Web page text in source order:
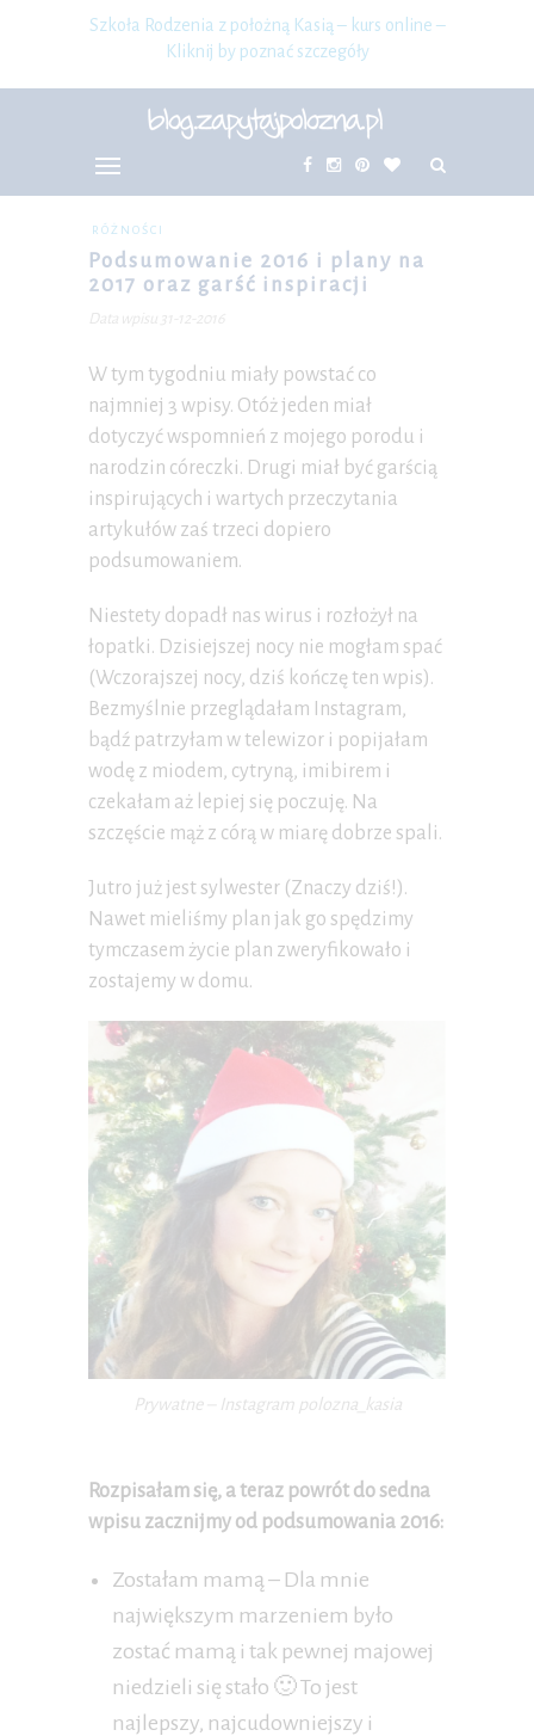
Szkoła Rodzenia z położną Kasią – kurs online –
Kliknij by poznać szczegóły
RÓŻNOŚCI
Podsumowanie 2016 i plany na
2017 oraz garść inspiracji
Data wpisu 31-12-2016
W tym tygodniu miały powstać co
najmniej 3 wpisy. Otóż jeden miał
dotyczyć wspomnień z mojego porodu i
narodzin córeczki. Drugi miał być garścią
inspirujących i wartych przeczytania
artykułów zaś trzeci dopiero
podsumowaniem.
Niestety dopadł nas wirus i rozłożył na
łopatki. Dzisiejszej nocy nie mogłam spać
(Wczorajszej nocy, dziś kończę ten wpis).
Bezmyślnie przeglądałam Instagram,
bądź patrzyłam w telewizor i popijałam
wodę z miodem, cytryną, imibirem i
czekałam aż lepiej się poczuję. Na
szczęście mąż z córą w miarę dobrze spali.
Jutro już jest sylwester (Znaczy dziś!).
Nawet mieliśmy plan jak go spędzimy
tymczasem życie plan zweryfikowało i
zostajemy w domu.
Prywatne – Instagram polozna_kasia
Rozpisałam się, a teraz powrót do sedna
wpisu zacznijmy od podsumowania 2016:
Zostałam mamą – Dla mnie
największym marzeniem było
zostać mamą i tak pewnej majowej
niedzieli się stało 🙂 To jest
najlepszy, najcudowniejszy i